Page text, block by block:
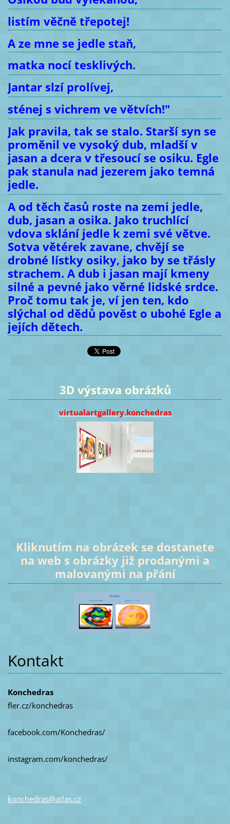
listím věčně třepotej!
A ze mne se jedle staň,
matka nocí tesklivých.
Jantar slzí prolívej,
sténej s vichrem ve větvích!"
Jak pravila, tak se stalo. Starší syn se
proměnil ve vysoký dub, mladší v
jasan a dcera v třesoucí se osiku. Egle
pak stanula nad jezerem jako temná
jedle.
A od těch časů roste na zemi jedle,
dub, jasan a osika. Jako truchlící
vdova sklání jedle k zemi své větve.
Sotva větérek zavane, chvějí se
drobné lístky osiky, jako by se třásly
strachem. A dub i jasan mají kmeny
silné a pevné jako věrné lidské srdce.
Proč tomu tak je, ví jen ten, kdo
slýchal od dědů pověst o ubohé Egle a
jejích dětech.
3D výstava obrázků
virtualartgallery.konchedras
Kliknutím na obrázek se dostanete
na web s obrázky již prodanými a
malovanými na přání
Kontakt
Konchedras
fler.cz/konchedras
facebook.com/Konchedras/
instagram.com/konchedras/
konchedras@atlas.cz